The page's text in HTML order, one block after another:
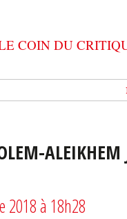
COIN DU
ALEIKHEM
2018 à 18h28